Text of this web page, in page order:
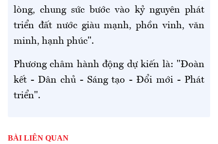
lòng, chung sức bước vào kỷ nguyên phát
triển đất nước giàu mạnh, phồn vinh, văn
minh, hạnh phúc".
Phương châm hành động dự kiến là: "Đoàn
kết - Dân chủ - Sáng tạo - Đổi mới - Phát
triển".
BÀI LIÊN QUAN